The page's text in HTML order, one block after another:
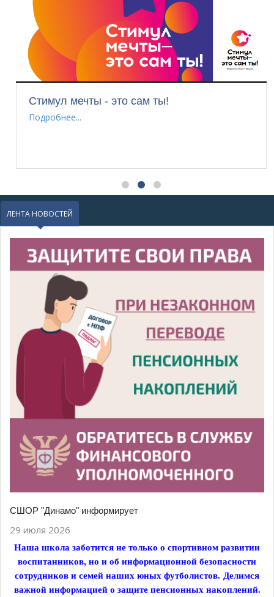
Безопасное лето: важная информация
родителей и воспитанников СШОР
"Динамо"
ЛЕНТА НОВОСТЕЙ
СШОР "Динамо" информирует
29 июля 2026
Наша школа заботится не только о спортивном развитии
воспитанников, но и об информационной безопасности
сотрудников и семей наших юных футболистов. Делимся
важной информацией о защите пенсионных накоплений.